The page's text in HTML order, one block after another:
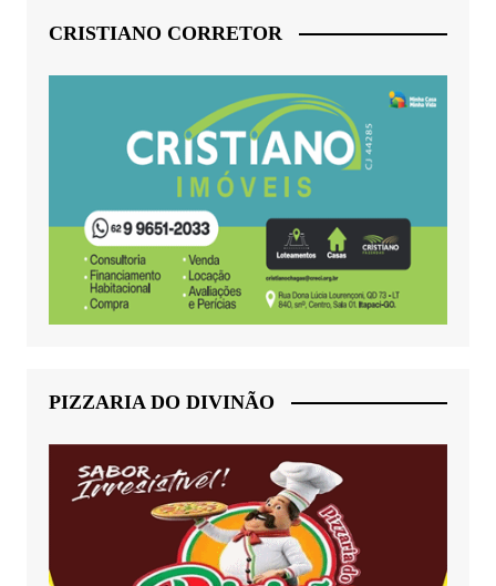
CRISTIANO CORRETOR
PIZZARIA DO DIVINÃO